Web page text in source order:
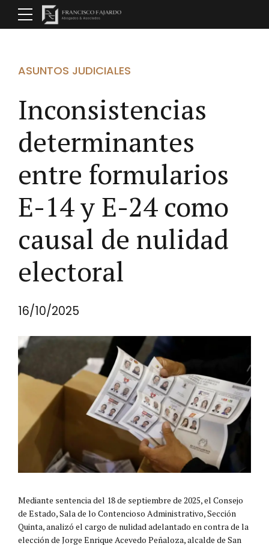
ASUNTOS JUDICIALES
Inconsistencias
determinantes
entre formularios
E-14 y E-24 como
causal de nulidad
electoral
16/10/2025
Mediante sentencia del 18 de septiembre de 2025, el Consejo
de Estado, Sala de lo Contencioso Administrativo, Sección
Quinta, analizó el cargo de nulidad adelantado en contra de la
elección de Jorge Enrique Acevedo Peñaloza, alcalde de San